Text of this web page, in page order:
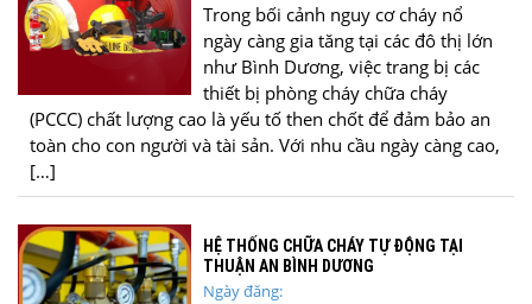
Trong bối cảnh nguy cơ cháy nổ
ngày càng gia tăng tại các đô thị lớn
như Bình Dương, việc trang bị các
thiết bị phòng cháy chữa cháy
(PCCC) chất lượng cao là yếu tố then chốt để đảm bảo an
toàn cho con người và tài sản. Với nhu cầu ngày càng cao,
[…]
HỆ THỐNG CHỮA CHÁY TỰ ĐỘNG TẠI
THUẬN AN BÌNH DƯƠNG
Ngày đăng: